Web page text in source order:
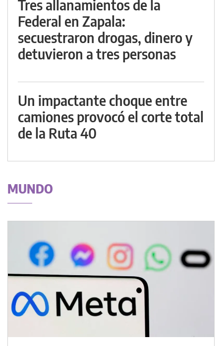
Tres allanamientos de la
Federal en Zapala:
secuestraron drogas, dinero y
detuvieron a tres personas
Un impactante choque entre
camiones provocó el corte total
de la Ruta 40
MUNDO